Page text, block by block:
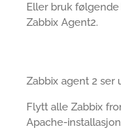
Eller bruk
Zabbix Agent2.
Zabbix agent 2 ser
Flytt alle Zabbix
Apache-